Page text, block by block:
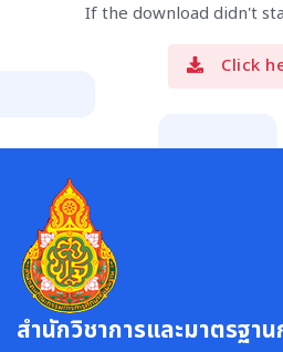
If the download didn't
Click
สำนักวิชาการและมาตรฐา